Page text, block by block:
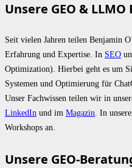
Unsere GEO &
Seit vielen Jahren teilen Benjamin
Erfahrung und Expertise. In SEO
Optimization). Hierbei geht es um
Systemen und Optimierung für
Unser Fachwissen teilen wir in
LinkedIn und im Magazin . In
Workshops an.
Unsere GEO-